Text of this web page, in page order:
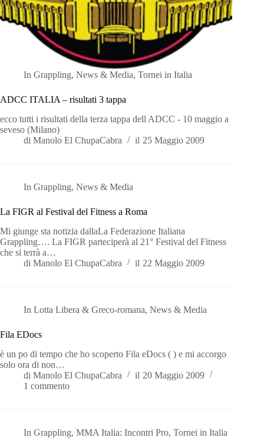
In Grappling,News & Media,Tornei in Italia
ADCC ITALIA – risultati 3 tappa
ecco tutti i risultati della terza tappa dell ADCC - 10 maggio a
seveso (Milano)
di Manolo El ChupaCabra il 25 Maggio 2009
In Grappling,News & Media
La FIGR al Festival del Fitness a Roma
Mi giunge sta notizia dallaLa Federazione Italiana
Grappling…. La FIGR parteciperà al 21° Festival del Fitness
che si terrà a…
di Manolo El ChupaCabra il 22 Maggio 2009
In Lotta Libera & Greco-romana,News & Media
Fila EDocs
è un po di tempo che ho scoperto Fila eDocs ( ) e mi accorgo
solo ora di non…
di Manolo El ChupaCabra il 20 Maggio 2009
1 commento
In Grappling,MMA Italia: Incontri Pro,Tornei in Italia